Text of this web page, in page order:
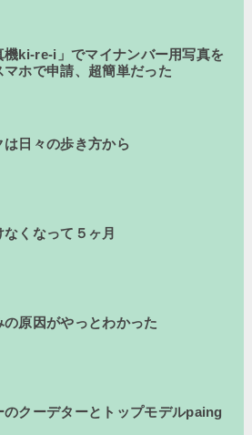
機ki-re-i」でマイナンバー用写真を
マホで申請、超簡単だった
は日々の歩き方から
くなって５ヶ月
の原因がやっとわかった
のクーデターとトップモデルpaing